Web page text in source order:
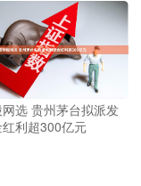
选 贵州茅台拟派发
利超300亿元